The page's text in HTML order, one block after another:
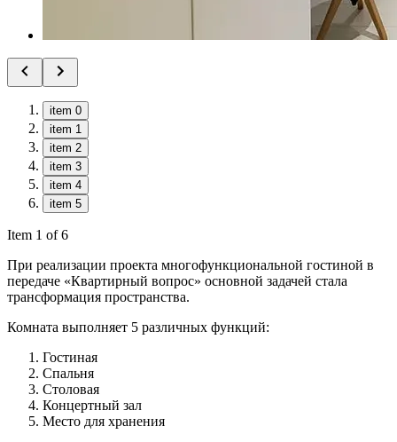
item 0
item 1
item 2
item 3
item 4
item 5
Item 1 of 6
При реализации проекта многофункциональной гостиной в
передаче «Квартирный вопрос» основной задачей стала
трансформация пространства.
Комната выполняет 5 различных функций:
Гостиная
Спальня
Столовая
Концертный зал
Место для хранения